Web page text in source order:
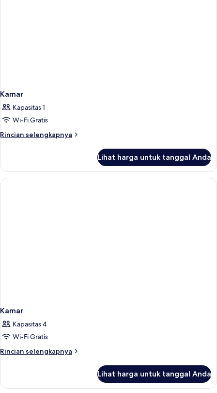
Kamar
Kapasitas 1
Wi-Fi Gratis
Rincian selengkapnya
Rincian
Kamar
Lihat harga untuk tanggal Anda
Kamar
Kapasitas 4
Wi-Fi Gratis
Rincian selengkapnya
Rincian
Kamar
Lihat harga untuk tanggal Anda